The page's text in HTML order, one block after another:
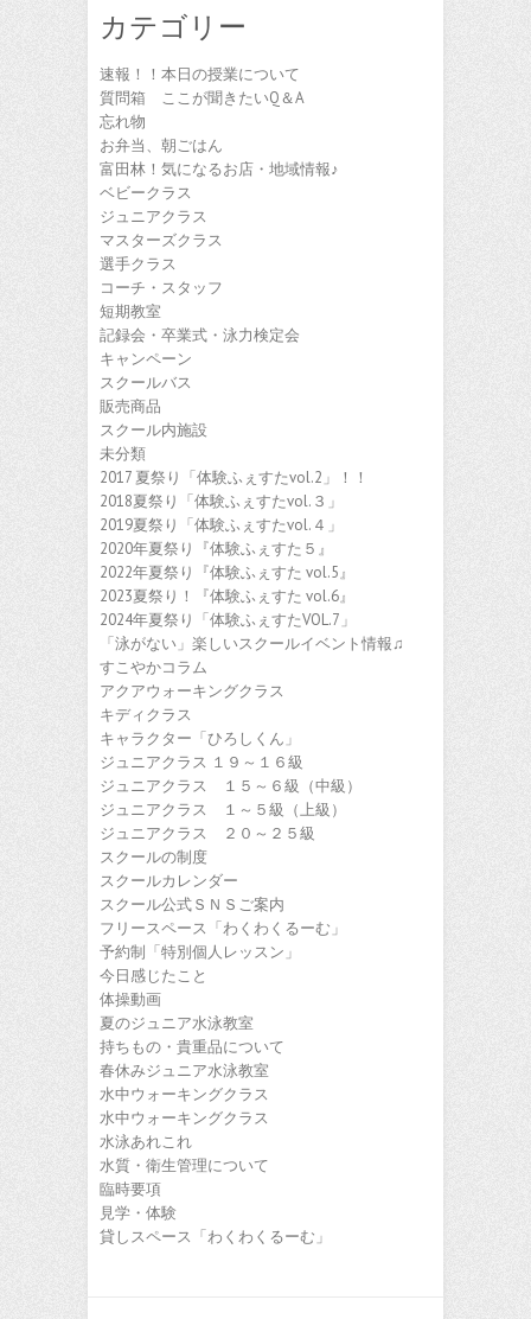
カテゴリー
速報！！本日の授業について
質問箱 ここが聞きたいQ＆A
忘れ物
お弁当、朝ごはん
富田林！気になるお店・地域情報♪
ベビークラス
ジュニアクラス
マスターズクラス
選手クラス
コーチ・スタッフ
短期教室
記録会・卒業式・泳力検定会
キャンペーン
スクールバス
販売商品
スクール内施設
未分類
2017 夏祭り「体験ふぇすたvol.2」！！
2018夏祭り「体験ふぇすたvol.３」
2019夏祭り「体験ふぇすたvol.４」
2020年夏祭り『体験ふぇすた５』
2022年夏祭り『体験ふぇすた vol.5』
2023夏祭り！『体験ふぇすた vol.6』
2024年夏祭り「体験ふぇすたVOL.7」
「泳がない」楽しいスクールイベント情報♫
すこやかコラム
アクアウォーキングクラス
キディクラス
キャラクター「ひろしくん」
ジュニアクラス １９～１６級
ジュニアクラス １５～６級（中級）
ジュニアクラス １～５級（上級）
ジュニアクラス ２０～２５級
スクールの制度
スクールカレンダー
スクール公式ＳＮＳご案内
フリースペース「わくわくるーむ」
予約制「特別個人レッスン」
今日感じたこと
体操動画
夏のジュニア水泳教室
持ちもの・貴重品について
春休みジュニア水泳教室
水中ウォーキングクラス
水中ウォーキングクラス
水泳あれこれ
水質・衛生管理について
臨時要項
見学・体験
貸しスペース「わくわくるーむ」